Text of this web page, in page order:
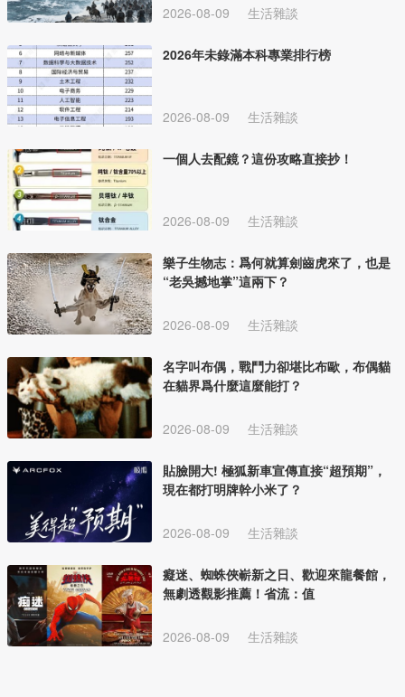
2026-08-09 生活雜談
2026年未錄滿本科專業排行榜
2026-08-09 生活雜談
一個人去配鏡？這份攻略直接抄！
2026-08-09 生活雜談
樂子生物志：爲何就算劍齒虎來了，也是
“老吳撼地掌”這兩下？
2026-08-09 生活雜談
名字叫布偶，戰鬥力卻堪比布歐，布偶貓
在貓界爲什麼這麼能打？
2026-08-09 生活雜談
貼臉開大! 極狐新車宣傳直接“超預期”，
現在都打明牌幹小米了？
2026-08-09 生活雜談
癡迷、蜘蛛俠嶄新之日、歡迎來龍餐館，
無劇透觀影推薦！省流：值
2026-08-09 生活雜談